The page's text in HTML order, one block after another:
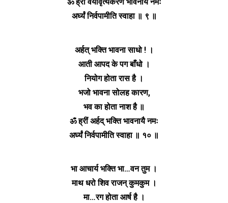
ॐ ह्रीं वैयावृत्यकरण भावनायै नमः
अर्घ्यं निर्वपामीति स्वाहा ॥ ९ ॥
अर्हत् भक्ति भावना साधो ! ।
आती आपद के पग बाँधो ।
नियोग होता रास है ।
भजो भावना सोलह कारण,
भव का होता नाश है ॥
ॐ ह्रीं अर्हद् भक्ति भावनायै नमः
अर्घ्यं निर्वपामीति स्वाहा ॥ १० ॥
भा आचार्य भक्ति भा…वन तुम ।
माथ धरो शिव राजन् कुमकुम ।
मा…रग होता आर्ष है ।